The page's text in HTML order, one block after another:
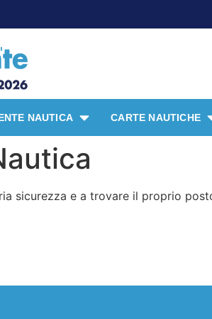
NAUTICA CARTE NAUTICHE
sicurezza e a trovare il proprio